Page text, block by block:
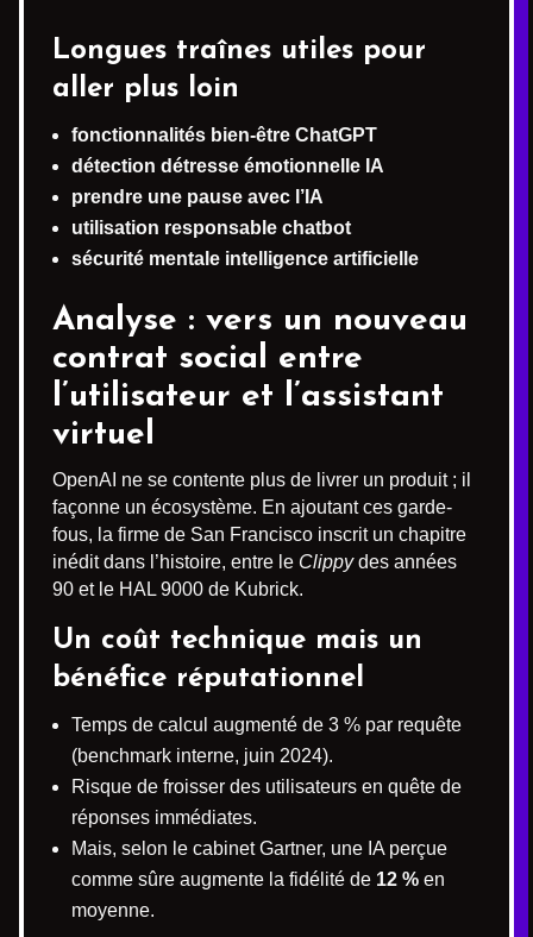
Longues traînes utiles pour
aller plus loin
fonctionnalités bien-être ChatGPT
détection détresse émotionnelle IA
prendre une pause avec l’IA
utilisation responsable chatbot
sécurité mentale intelligence artificielle
Analyse : vers un nouveau
contrat social entre
l’utilisateur et l’assistant
virtuel
OpenAI ne se contente plus de livrer un produit ; il
façonne un écosystème. En ajoutant ces garde-
fous, la firme de San Francisco inscrit un chapitre
inédit dans l’histoire, entre le Clippydes années
90 et le HAL 9000 de Kubrick.
Un coût technique mais un
bénéfice réputationnel
Temps de calcul augmenté de 3 % par requête
(benchmark interne, juin 2024).
Risque de froisser des utilisateurs en quête de
réponses immédiates.
Mais, selon le cabinet Gartner, une IA perçue
comme sûre augmente la fidélité de 12 % en
moyenne.